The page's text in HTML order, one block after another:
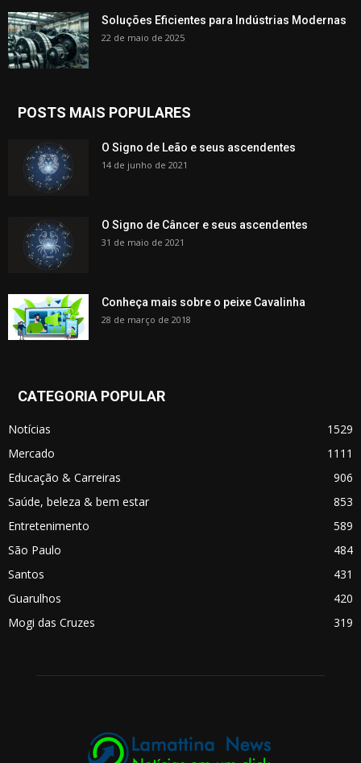
Soluções Eficientes para Indústrias Modernas
22 de maio de 2025
POSTS MAIS POPULARES
O Signo de Leão e seus ascendentes
14 de junho de 2021
O Signo de Câncer e seus ascendentes
31 de maio de 2021
Conheça mais sobre o peixe Cavalinha
28 de março de 2018
CATEGORIA POPULAR
Notícias
1529
Mercado
1111
Educação & Carreiras
906
Saúde, beleza & bem estar
853
Entretenimento
589
São Paulo
484
Santos
431
Guarulhos
420
Mogi das Cruzes
319